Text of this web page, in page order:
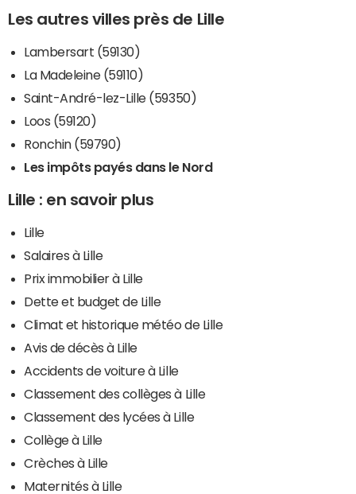
Les autres villes près de Lille
Lambersart (59130)
La Madeleine (59110)
Saint-André-lez-Lille (59350)
Loos (59120)
Ronchin (59790)
Les impôts payés dans le Nord
Lille : en savoir plus
Lille
Salaires à Lille
Prix immobilier à Lille
Dette et budget de Lille
Climat et historique météo de Lille
Avis de décès à Lille
Accidents de voiture à Lille
Classement des collèges à Lille
Classement des lycées à Lille
Collège à Lille
Crèches à Lille
Maternités à Lille